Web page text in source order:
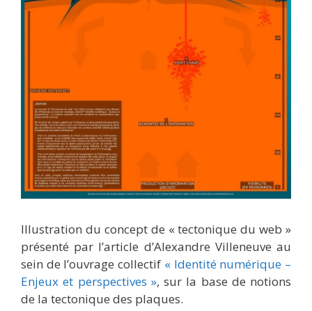
Illustration du concept de « tectonique du web »
présenté par l’article d’Alexandre Villeneuve au
sein de l’ouvrage collectif « Identité numérique –
Enjeux et perspectives », sur la base de notions
de la tectonique des plaques.